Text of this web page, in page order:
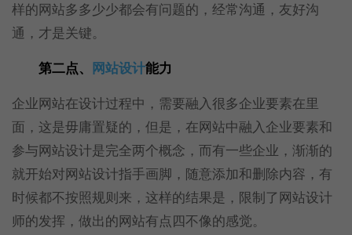
样的网站多多少少都会有问题的，经常沟通，友好沟
通，才是关键。
第二点、 网站设计能力
企业网站在设计过程中，需要融入很多企业要素在里
面，这是毋庸置疑的，但是，在网站中融入企业要素和
参与网站设计是完全两个概念，而有一些企业，渐渐的
就开始对网站设计指手画脚，随意添加和删除内容，有
时候都不按照规则来，这样的结果是，限制了网站设计
师的发挥，做出的网站有点四不像的感觉。